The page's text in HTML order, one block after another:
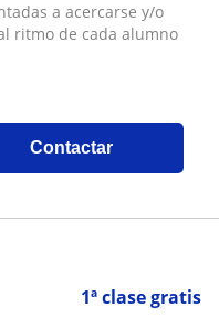
a acercarse y/o
ritmo de cada alumno
Contactar
1ª clase gratis